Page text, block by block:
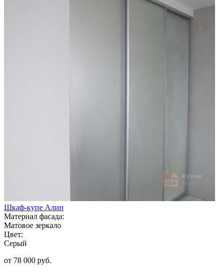
Шкаф-купе Алин
Материал фасада:
Матовое зеркало
Цвет:
Серый
от 78 000 руб.